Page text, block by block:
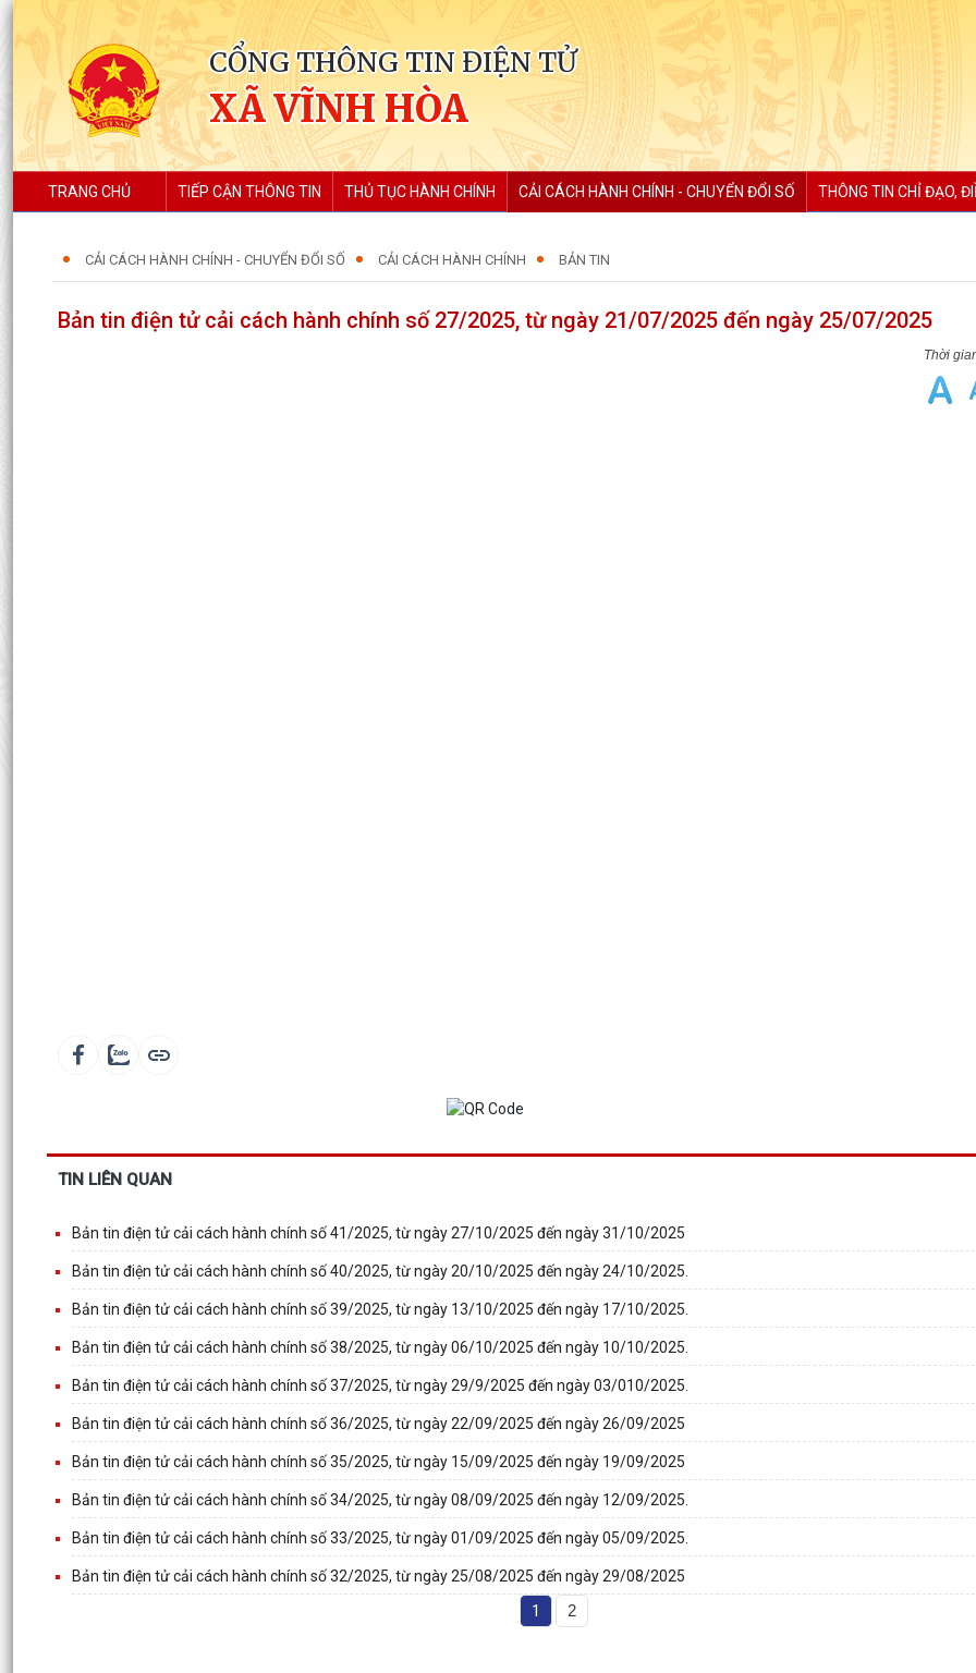
CỔNG THÔNG TIN ĐIỆN TỬ
XÃ VĨNH HÒA
TRANG CHỦ TIẾP CẬN THÔNG TIN THỦ TỤC HÀNH CHÍNH CẢI CÁCH HÀNH CHÍNH - CHUYỂN ĐỔI SỐ THÔNG TIN CHỈ ĐẠO,
CẢI CÁCH HÀNH CHÍNH - CHUYỂN ĐỔI SỐ CẢI CÁCH HÀNH CHÍNH BẢN TIN
Bản tin điện tử cải cách hành chính số 27/2025, từ ngày 21/07/2025 đến ngày 25/07/2025
TIN LIÊN QUAN
Bản tin điện tử cải cách hành chính số 41/2025, từ ngày 27/10/2025 đến ngày 31/10/2025
Bản tin điện tử cải cách hành chính số 40/2025, từ ngày 20/10/2025 đến ngày 24/10/2025.
Bản tin điện tử cải cách hành chính số 39/2025, từ ngày 13/10/2025 đến ngày 17/10/2025.
Bản tin điện tử cải cách hành chính số 38/2025, từ ngày 06/10/2025 đến ngày 10/10/2025.
Bản tin điện tử cải cách hành chính số 37/2025, từ ngày 29/9/2025 đến ngày 03/010/2025.
Bản tin điện tử cải cách hành chính số 36/2025, từ ngày 22/09/2025 đến ngày 26/09/2025
Bản tin điện tử cải cách hành chính số 35/2025, từ ngày 15/09/2025 đến ngày 19/09/2025
Bản tin điện tử cải cách hành chính số 34/2025, từ ngày 08/09/2025 đến ngày 12/09/2025.
Bản tin điện tử cải cách hành chính số 33/2025, từ ngày 01/09/2025 đến ngày 05/09/2025.
Bản tin điện tử cải cách hành chính số 32/2025, từ ngày 25/08/2025 đến ngày 29/08/2025
1 2